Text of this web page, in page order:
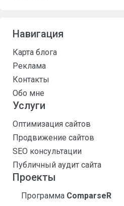
Навигация
Карта блога
Реклама
Контакты
Обо мне
Услуги
Оптимизация сайтов
Продвижение сайтов
SEO консультации
Публичный аудит сайта
Проекты
Программа ComparseR